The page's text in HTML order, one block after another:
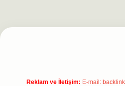
https://betexpergiris.casino/
Reklam ve İletişim: E-mail: